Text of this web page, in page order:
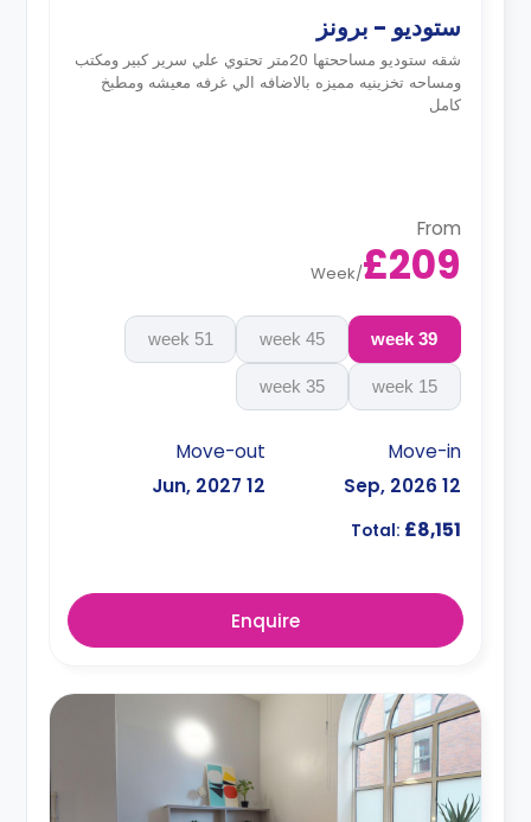
ستوديو - برونز
شقه ستوديو مساححتها 20متر تحتوي علي سرير كبير ومكتب
ومساحه تخزينيه مميزه بالاضافه الي غرفه معيشه ومطبخ
كامل
From
£209
/
Week
39 week
45 week
51 week
15 week
35 week
Move-in
12 Sep, 2026
Move-out
12 Jun, 2027
Total: £8,151
Enquire